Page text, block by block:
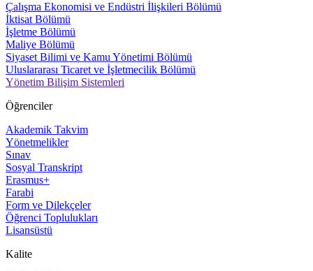
Çalışma Ekonomisi ve Endüstri İlişkileri Bölümü
İktisat Bölümü
İşletme Bölümü
Maliye Bölümü
Siyaset Bilimi ve Kamu Yönetimi Bölümü
Uluslararası Ticaret ve İşletmecilik Bölümü
Yönetim Bilişim Sistemleri
Öğrenciler
Akademik Takvim
Yönetmelikler
Sınav
Sosyal Transkript
Erasmus+
Farabi
Form ve Dilekçeler
Öğrenci Toplulukları
Lisansüstü
Kalite